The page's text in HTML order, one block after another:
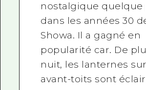
nostalgique quelque
dans les années 30
Showa. Il a gagné en
popularité car. De
nuit, les lanternes
avant-toits sont